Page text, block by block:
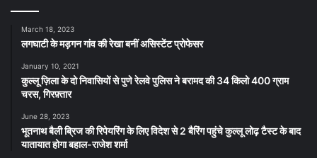
March 18, 2023
लगघाटी के मड़गन गांव की रेखा बनीं असिस्टेंट प्रोफेसर
January 10, 2021
कुल्लू ज़िला के दो निवासियों से पुणे रेलवे पुलिस ने बरामद की 34 किलो 400 ग्राम
चरस, गिरफ़्तार
June 28, 2023
भूतनाथ बैली ब्रिज की रिपेयरिंग के लिए विदेश से 2 बैरिंग पहुंचे कुल्लू लोढ़ टैस्ट के बाद
यातायात होगा बहाल-राजेश शर्मा